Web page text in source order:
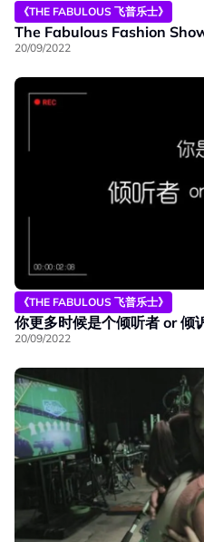
《THE FABULOUS 飞普乐士》
The Fabulous Fashion
20/09/2022
《THE FABULOUS 飞普乐士》
你更多时候是个倾听者 or 倾
20/09/2022